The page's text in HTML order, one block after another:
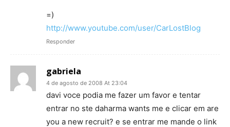
=)
http://www.youtube.com/user/CarLostBlog
Responder
gabriela
4 de agosto de 2008 At 23:04
davi voce podia me fazer um favor e tentar
entrar no ste daharma wants me e clicar em are
you a new recruit? e se entrar me mande o link